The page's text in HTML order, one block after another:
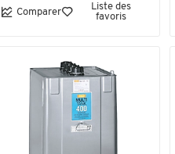
Comparer
Liste des
favoris